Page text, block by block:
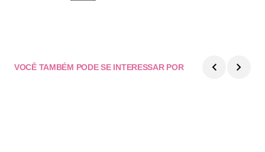
VOCÊ TAMBÉM PODE SE INTERESSAR POR